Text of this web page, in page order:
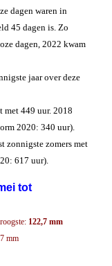
dagen waren in
45 dagen is. Zo
dagen, 2022 kwam
jaar over deze
met 449 uur. 2018
2020: 340 uur).
zonnigste zomers met
617 uur).
tot
122,7 mm
mm